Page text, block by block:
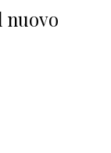
nuovo